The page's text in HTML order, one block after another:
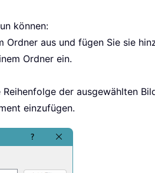
können:
Ordner aus und fügen Sie sie
Ordner ein.
Reihenfolge der ausgewählten
einzufügen.